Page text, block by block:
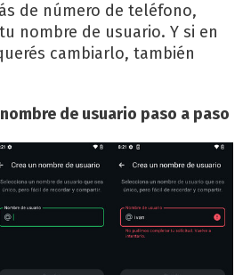
de número de teléfono,
nombre de usuario. Y si en
cambiarlo, también
de usuario paso a paso